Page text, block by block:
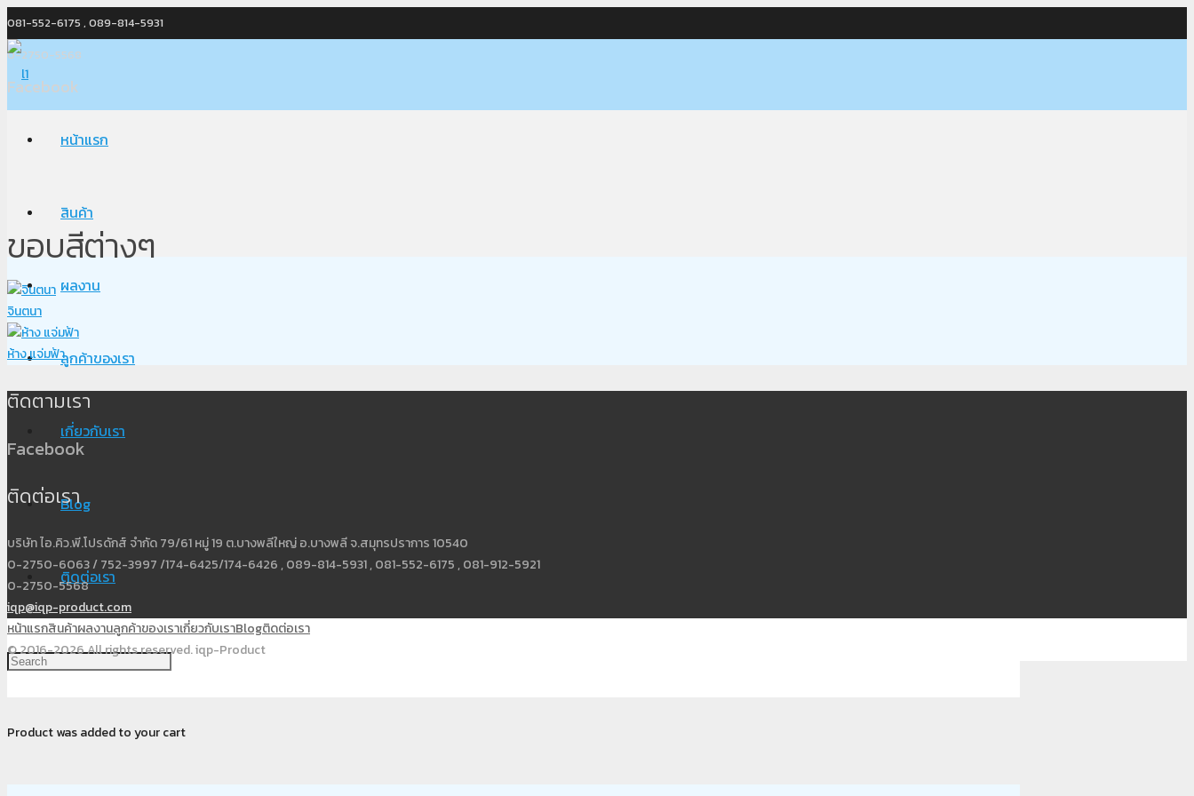
081-552-6175 , 089-814-5931
0-2750-5568
Facebook
หน้าแรก
สินค้า
ผลงาน
ลูกค้าของเรา
เกี่ยวกับเรา
Blog
ติดต่อเรา
Productwas added to your cart
ขอบสีต่างๆ
จินตนา
ห้าง แจ่มฟ้า
ติดตามเรา
Facebook
ติดต่อเรา
บริษัท ไอ.คิว.พี.โปรดักส์ จำกัด 79/61 หมู่ 19 ต.บางพลีใหญ่ อ.บางพลี จ.สมุทรปราการ 10540
0-2750-6063 / 752-3997 /174-6425/174-6426 , 089-814-5931 , 081-552-6175 , 081-912-5921
0-2750-5568
iqp@iqp-product.com
หน้าแรกสินค้าผลงานลูกค้าของเราเกี่ยวกับเราBlogติดต่อเรา
© 2016-2026 All rights reserved. iqp-Product